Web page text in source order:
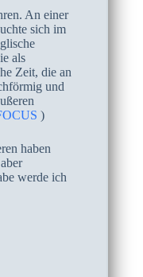
An einer
sich im
als
Zeit, die an
und
)
haben
werde ich